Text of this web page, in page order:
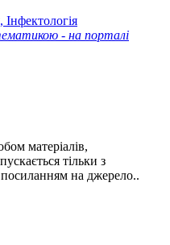
Інфектологія
- на порталі
матеріалів,
тільки з
посиланням на джерело..